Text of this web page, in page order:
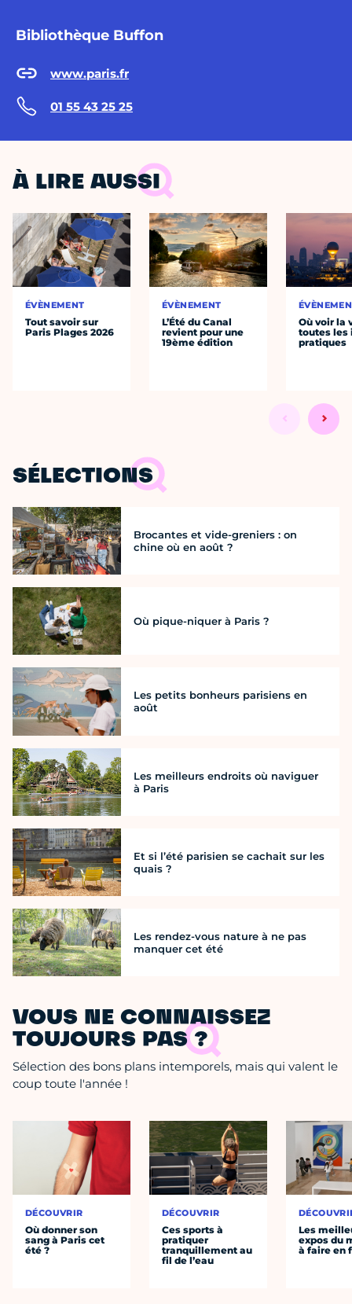
Bibliothèque Buffon
www.paris.fr
01 55 43 25 25
À LIRE AUSSI
ÉVÈNEMENT
Tout savoir sur
Paris Plages 2026
ÉVÈNEMENT
L’Été du Canal
revient pour une
19ème édition
Où voir la
toutes les
pratiques
SÉLECTIONS
Brocantes et vide-greniers : on
chine où en août ?
Où pique-niquer à Paris ?
Les petits bonheurs parisiens en
août
Les meilleurs endroits où naviguer
à Paris
Et si l’été parisien se cachait sur les
quais ?
Les rendez-vous nature à ne pas
manquer cet été
VOUS NE CONNAISSEZ
TOUJOURS PAS ?
Sélection des bons plans intemporels, mais qui valent le
coup toute l'année !
DÉCOUVRIR
Où donner son
sang à Paris cet
été ?
DÉCOUVRIR
Ces sports à
pratiquer
tranquillement au
fil de l’eau
Les
expos du
à faire en